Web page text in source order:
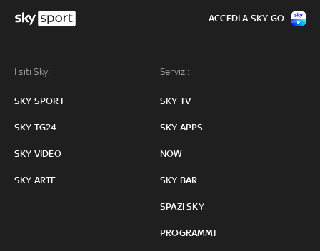
I siti Sky:
SKY SPORT
SKY TG24
SKY VIDEO
SKY ARTE
Servizi:
SKY TV
SKY APPS
NOW
SKY BAR
SPAZI SKY
PROGRAMMI
ACCEDI A SKY GO